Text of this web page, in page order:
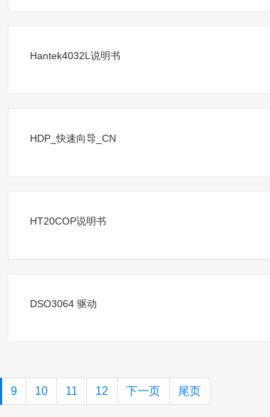
Hantek4032L说明书
HDP_快速向导_CN
HT20COP说明书
DSO3064 驱动
9 10 11 12 下一页 尾页